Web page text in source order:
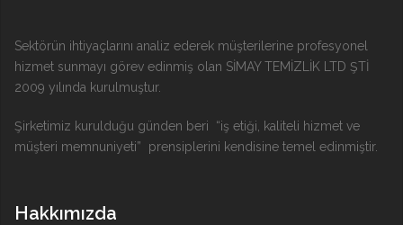
Sektörün ihtiyaçlarını analiz ederek müşterilerine profesyonel
hizmet sunmayı görev edinmiş olan SİMAY TEMİZLİK LTD ŞTİ
2009 yılında kurulmuştur.
Şirketimiz kurulduğu günden beri “iş etiği, kaliteli hizmet ve
müşteri memnuniyeti” prensiplerini kendisine temel edinmiştir.
Hakkımızda